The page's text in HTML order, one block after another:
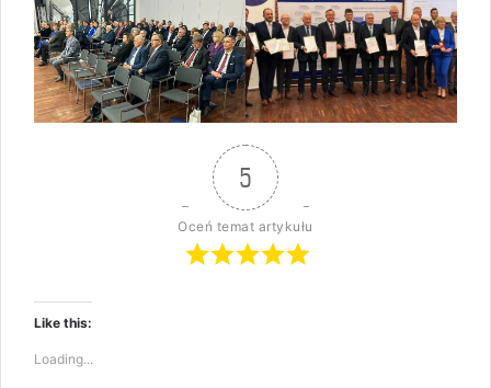
5
Oceń temat artykułu
Like this:
Loading...